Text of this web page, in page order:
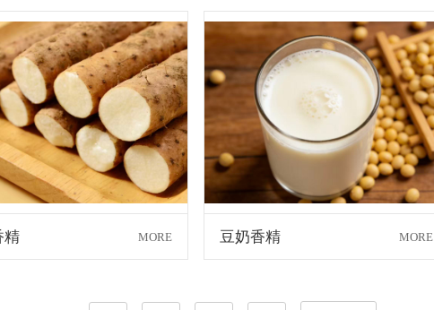
精 MORE 豆奶香精 MORE